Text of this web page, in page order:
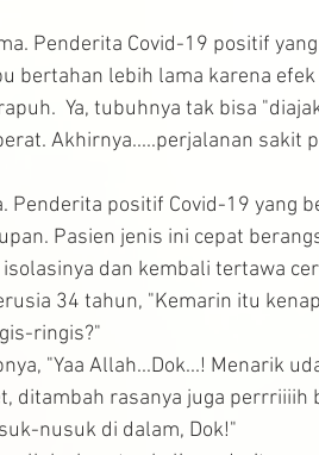
Penderita Covid-19 positif
bertahan lebih lama karena
Ya, tubuhnya tak bisa
Akhirnya.....perjalanan sakit
Penderita positif Covid-19 yang
Pasien jenis ini cepat
dan kembali tertawa
34 tahun, "Kemarin itu
ringis?"
"Yaa Allah...Dok...! Menarik
ditambah rasanya juga perrriiiih
nusuk di dalam, Dok!"